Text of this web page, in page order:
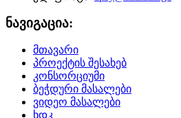
ნავიგაცია:
მთავარი
პროექტის შესახებ
კონსორციუმი
ბეჭდური მასალები
ვიდეო მასალები
ხდკ